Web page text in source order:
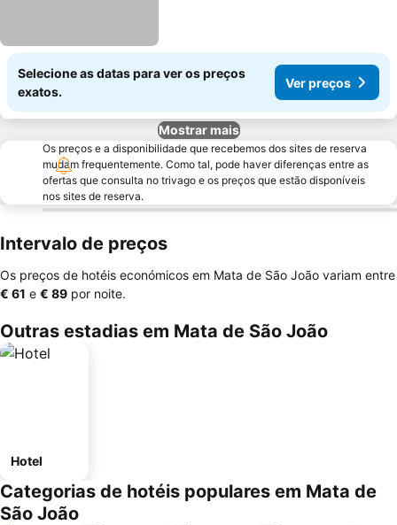
Selecione as datas para ver os preços
exatos.
Ver preços
Mostrar mais
Os preços e a disponibilidade que recebemos dos sites de reserva
mudam frequentemente. Como tal, pode haver diferenças entre as
ofertas que consulta no trivago e os preços que estão disponíveis
nos sites de reserva.
Intervalo de preços
Os preços de hotéis económicos em Mata de São João variam entre
‎€ 61 e ‎€ 89 por noite.
Outras estadias em Mata de São João
Hotel
Categorias de hotéis populares em Mata de
São João